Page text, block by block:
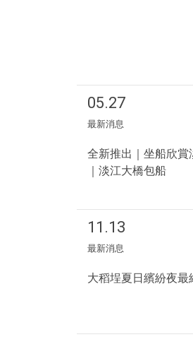
05.27
最新消息
全新推出｜坐船欣
｜淡江大橋包船
11.13
最新消息
大稻埕夏日繽紛夜最